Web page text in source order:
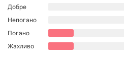
Полтава
Черкаси
Добре
Непогано
Погано
Жахливо